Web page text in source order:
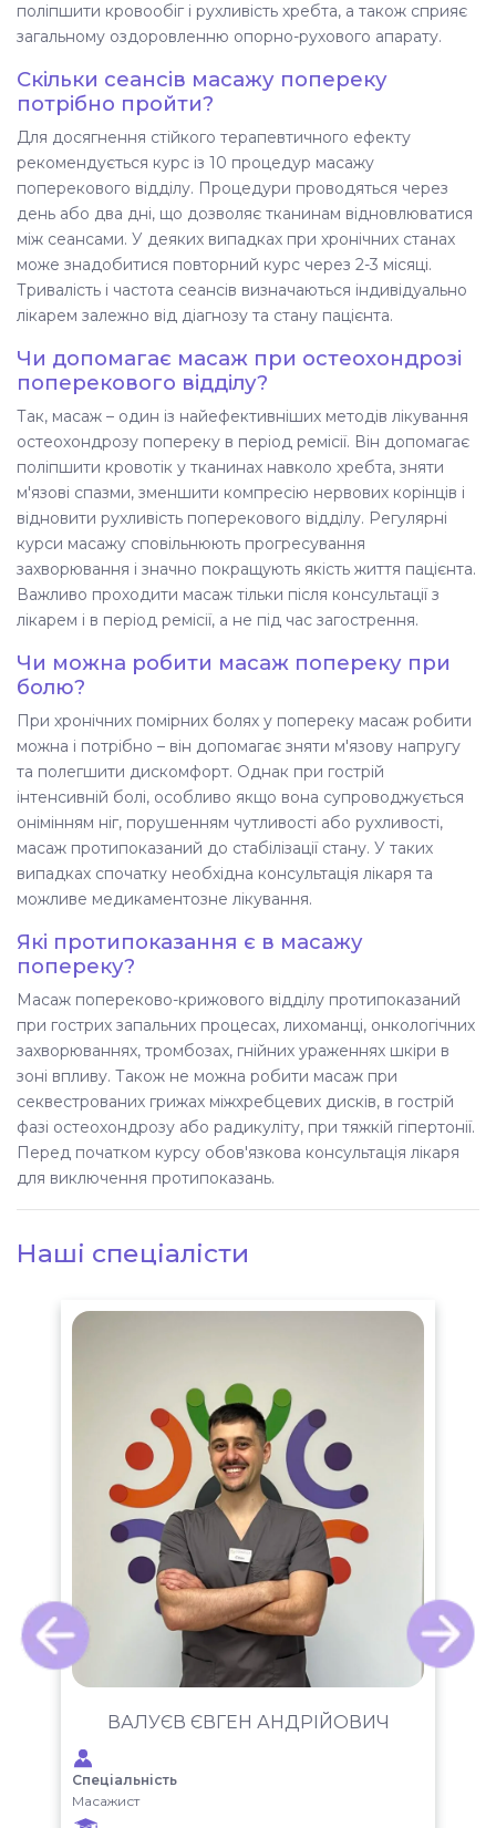
поліпшити кровообіг і рухливість хребта, а також сприяє
загальному оздоровленню опорно-рухового апарату.
Скільки сеансів масажу попереку
потрібно пройти?
Для досягнення стійкого терапевтичного ефекту
рекомендується курс із 10 процедур масажу
поперекового відділу. Процедури проводяться через
день або два дні, що дозволяє тканинам відновлюватися
між сеансами. У деяких випадках при хронічних станах
може знадобитися повторний курс через 2-3 місяці.
Тривалість і частота сеансів визначаються індивідуально
лікарем залежно від діагнозу та стану пацієнта.
Чи допомагає масаж при остеохондрозі
поперекового відділу?
Так, масаж – один із найефективніших методів лікування
остеохондрозу попереку в період ремісії. Він допомагає
поліпшити кровотік у тканинах навколо хребта, зняти
м'язові спазми, зменшити компресію нервових корінців і
відновити рухливість поперекового відділу. Регулярні
курси масажу сповільнюють прогресування
захворювання і значно покращують якість життя пацієнта.
Важливо проходити масаж тільки після консультації з
лікарем і в період ремісії, а не під час загострення.
Чи можна робити масаж попереку при
болю?
При хронічних помірних болях у попереку масаж робити
можна і потрібно – він допомагає зняти м'язову напругу
та полегшити дискомфорт. Однак при гострій
інтенсивній болі, особливо якщо вона супроводжується
онімінням ніг, порушенням чутливості або рухливості,
масаж протипоказаний до стабілізації стану. У таких
випадках спочатку необхідна консультація лікаря та
можливе медикаментозне лікування.
Які протипоказання є в масажу
попереку?
Масаж попереково-крижового відділу протипоказаний
при гострих запальних процесах, лихоманці, онкологічних
захворюваннях, тромбозах, гнійних ураженнях шкіри в
зоні впливу. Також не можна робити масаж при
секвестрованих грижах міжхребцевих дисків, в гострій
фазі остеохондрозу або радикуліту, при тяжкій гіпертонії.
Перед початком курсу обов'язкова консультація лікаря
для виключення протипоказань.
Наші спеціалісти
ВАЛУЄВ ЄВГЕН АНДРІЙОВИЧ
Спеціальність
Масажист